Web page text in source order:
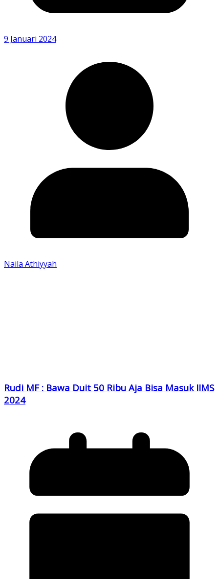
9 Januari 2024
Naila Athiyyah
Rudi MF : Bawa Duit 50 Ribu Aja Bisa Masuk IIMS
2024